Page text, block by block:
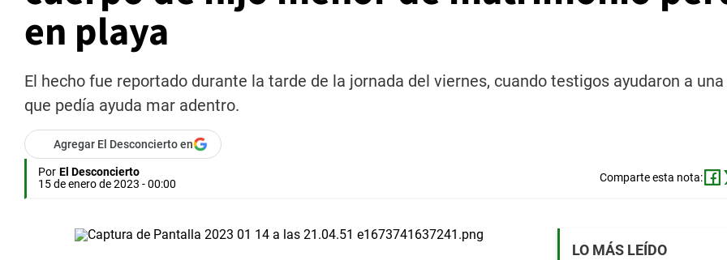
en playa
El hecho fue reportado durante la tarde de la jornada del viernes, cuando testigos ayudaron a
que pedía ayuda mar adentro.
Agregar El Desconcierto en
Por El Desconcierto
15 de enero de 2023 - 00:00
Comparte esta nota:
LO MÁS LEÍDO